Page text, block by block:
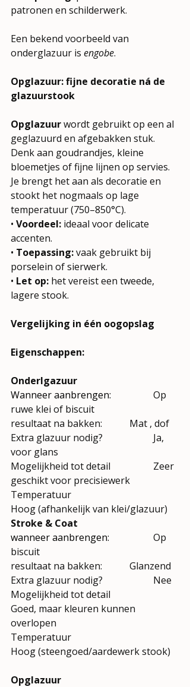
patronen en schilderwerk.
Een bekend voorbeeld van
onderglazuur is engobe.
Opglazuur: fijne decoratie ná de
glazuurstook
Opglazuur wordt gebruikt op een al
geglazuurd en afgebakken stuk.
Denk aan goudrandjes, kleine
bloemetjes of fijne lijnen op servies.
Je brengt het aan als decoratie en
stookt het nogmaals op lage
temperatuur (750–850°C).
• Voordeel: ideaal voor delicate
accenten.
• Toepassing: vaak gebruikt bij
porselein of sierwerk.
• Let op: het vereist een tweede,
lagere stook.
Vergelijking in één oogopslag
Eigenschappen:
Onderlgazuur
Op
ruwe klei of biscuit
resultaat na bakken:		Mat , dof
Extra glazuur nodig?
Ja,
voor glans
Mogelijkheid tot detail		Zeer
geschikt voor precisiewerk
Hoog (afhankelijk van klei/glazuur)
Stroke & Coat
Op
biscuit
resultaat na bakken:		Glanzend
Extra glazuur nodig?
Nee
Mogelijkheid tot detail
Goed, maar kleuren kunnen
overlopen
Hoog (steengoed/aardewerk stook)